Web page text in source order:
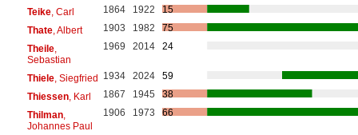
Teike, Carl 1864 1922
15
Thate, Albert 1903 1982
75
Theile,
Sebastian
1969 2014 24
Thiele, Siegfried 1934 2024
59
Thiessen, Karl 1867 1945
38
Thilman,
Johannes Paul
1906 1973 66